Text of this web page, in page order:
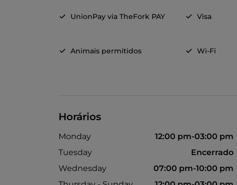
UnionPay via TheFork PAY Visa
Animais permitidos Wi-Fi
Horários
Monday
12:00 pm-03:00 pm
Tuesday
Encerrado
Wednesday
07:00 pm-10:00 pm